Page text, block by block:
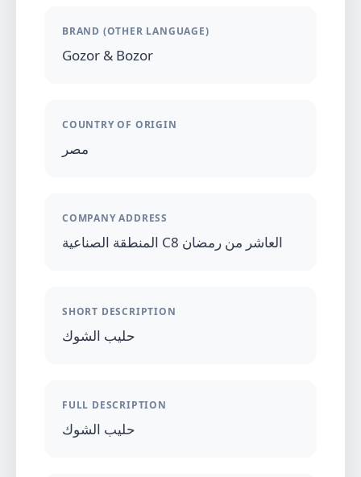
BRAND (OTHER LANGUAGE)
Gozor & Bozor
COUNTRY OF ORIGIN
مصر
COMPANY ADDRESS
المنطقة الصناعية C8 العاشر من رمضان
SHORT DESCRIPTION
حليب الشوك
FULL DESCRIPTION
حليب الشوك